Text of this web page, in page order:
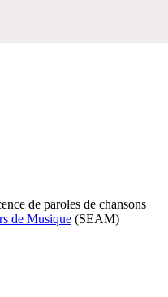
de paroles de chansons
de Musique (SEAM)